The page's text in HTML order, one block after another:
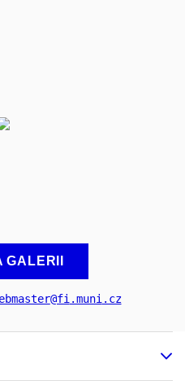
GALERII
@fi.muni.cz